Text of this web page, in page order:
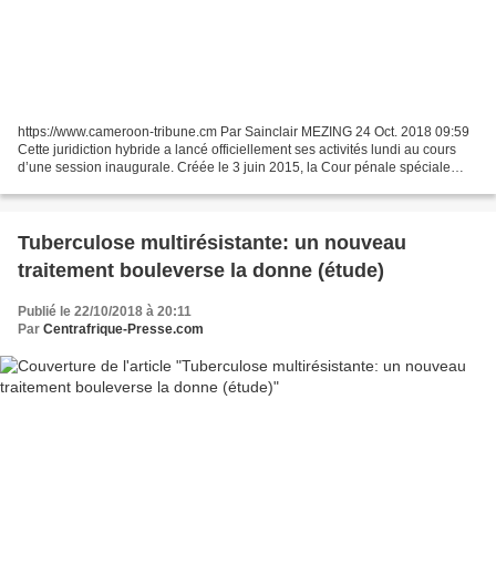
https://www.cameroon-tribune.cm Par Sainclair MEZING 24 Oct. 2018 09:59
Cette juridiction hybride a lancé officiellement ses activités lundi au cours
d’une session inaugurale. Créée le 3 juin 2015, la Cour pénale spéciale
Tuberculose multirésistante: un nouveau
traitement bouleverse la donne (étude)
Publié le 22/10/2018 à 20:11
Par Centrafrique-Presse.com